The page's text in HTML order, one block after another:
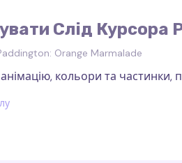
Слід Курсора
Orange Marmalade
кольори та частинки,